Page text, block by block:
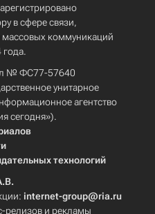
в сфере связи,
коммуникаций
№ ФС77-57640
унитарное
агентство
сегодня»).
технологий
internet-group@ria.ru
релизов и рекламы